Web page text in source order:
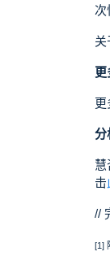
次
关
更
更
分
慧
击
//
[1]